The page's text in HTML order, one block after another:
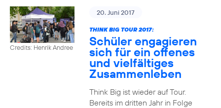
Credits: Henrik Andree
20. Juni 2017
THINK BIG TOUR 2017:
Schüler engagieren
sich für ein offenes
und vielfältiges
Zusammenleben
Think Big ist wieder auf Tour.
Bereits im dritten Jahr in Folge